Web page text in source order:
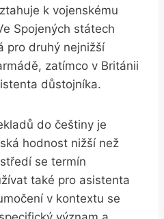
k vojenskému
Spojených státech
pro druhý nejnižší
zatímco v Británii
důstojníka.
do češtiny je
hodnost nižší než
se termín
také pro asistenta
v kontextu se